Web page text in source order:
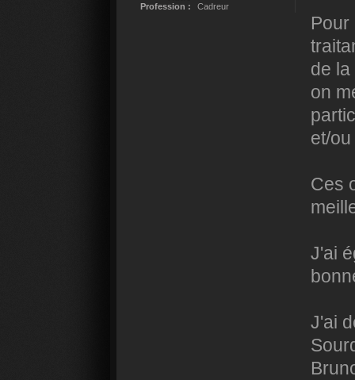
Profession :
Cadreur
Pour
de
on
et/
Ces
J'ai
J'ai